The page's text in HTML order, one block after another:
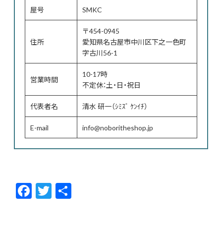
屋号 SMKC
住所
〒454-0945
愛知県名古屋市中川区下之一色町
字古川56-1
営業時間
10-17時
不定休：土・日・祝日
代表者名 清水 研一（ｼﾐｽﾞ ｹﾝｲﾁ）
E-mail info@noboritheshop.jp
F
ac
T
w